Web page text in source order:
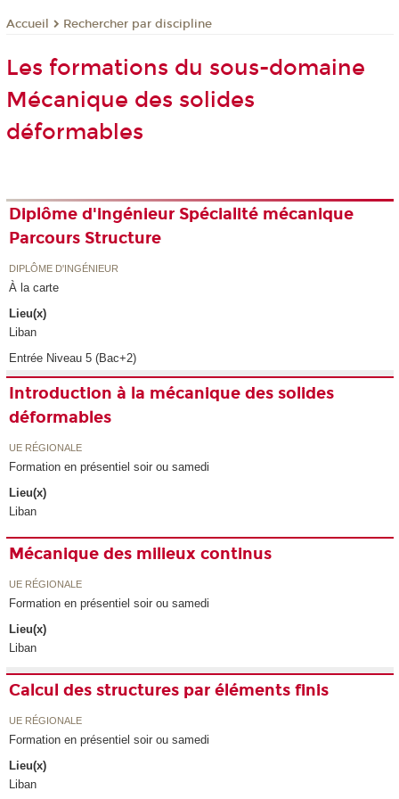
Accueil Rechercher par discipline
Les formations du sous-domaine
Mécanique des solides
déformables
Diplôme d'ingénieur Spécialité mécanique
Parcours Structure
DIPLÔME D'INGÉNIEUR
À la carte
Lieu(x)
Liban
Entrée Niveau 5 (Bac+2)
Introduction à la mécanique des solides
déformables
UE RÉGIONALE
Formation en présentiel soir ou samedi
Lieu(x)
Liban
Mécanique des milieux continus
UE RÉGIONALE
Formation en présentiel soir ou samedi
Lieu(x)
Liban
Calcul des structures par éléments finis
UE RÉGIONALE
Formation en présentiel soir ou samedi
Lieu(x)
Liban